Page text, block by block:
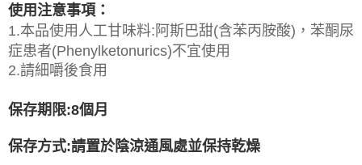
使用注意事項：
1.本品使用人工甘味料:阿斯巴甜(含苯丙胺酸)，苯酮尿
症患者(Phenylketonurics)不宜使用
2.請細嚼後食用
保存期限:8個月
保存方式:請置於陰涼通風處並保持乾燥